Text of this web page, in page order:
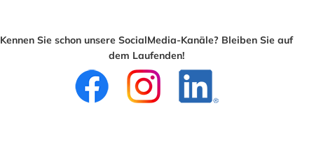
Kennen Sie schon unsere SocialMedia-Kanäle? Bleiben Sie auf
dem Laufenden!